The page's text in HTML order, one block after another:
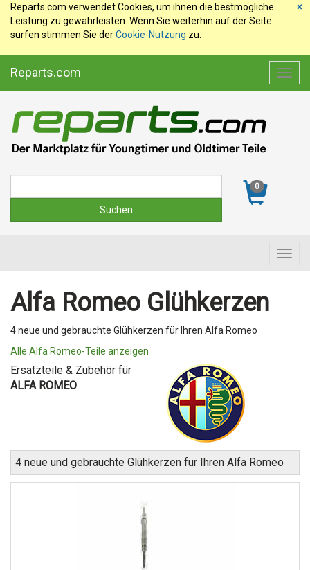
×
Reparts.com verwendet Cookies, um ihnen die bestmögliche
Leistung zu gewährleisten. Wenn Sie weiterhin auf der Seite
surfen stimmen Sie derCookie-Nutzung zu.
Reparts.com
0
Alfa Romeo Glühkerzen
4 neue und gebrauchte Glühkerzen für Ihren Alfa Romeo
Alle Alfa Romeo-Teile anzeigen
Ersatzteile & Zubehör für
ALFA ROMEO
4 neue und gebrauchte Glühkerzen für Ihren Alfa Romeo